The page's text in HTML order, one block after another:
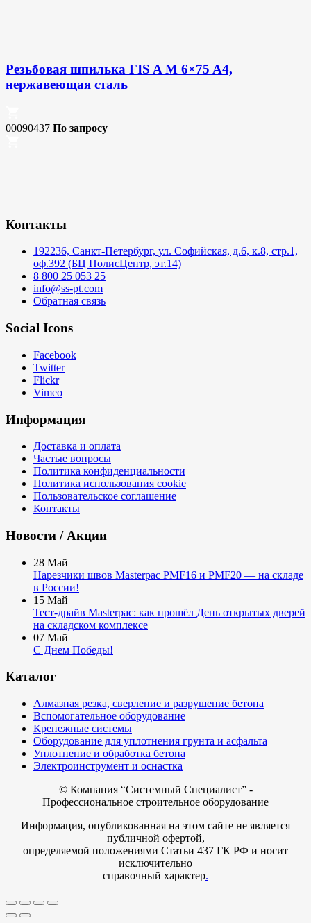
Резьбовая шпилька FIS A M 6×75 A4,
нержавеющая сталь
00090437 По запросу
Контакты
192236, Санкт-Петербург, ул. Софийская, д.6, к.8, стр.1,
оф.392 (БЦ ПолисЦентр, эт.14)
8 800 25 053 25
info@ss-pt.com
Обратная связь
Social Icons
Facebook
Twitter
Flickr
Vimeo
Информация
Доставка и оплата
Частые вопросы
Политика конфиденциальности
Политика использования cookie
Пользовательское соглашение
Контакты
Новости / Акции
28 Май
Нарезчики швов Masterpac PMF16 и PMF20 — на складе
в России!
15 Май
Тест-драйв Masterpac: как прошёл День открытых дверей
на складском комплексе
07 Май
С Днем Победы!
Каталог
Алмазная резка, сверление и разрушение бетона
Вспомогательное оборудование
Крепежные системы
Оборудование для уплотнения грунта и асфальта
Уплотнение и обработка бетона
Электроинструмент и оснастка
© Компания “Системный Специалист” -
Профессиональное строительное оборудование
Информация, опубликованная на этом сайте не является
публичной офертой,
определяемой положениями Статьи 437 ГК РФ и носит
исключительно
справочный характер.